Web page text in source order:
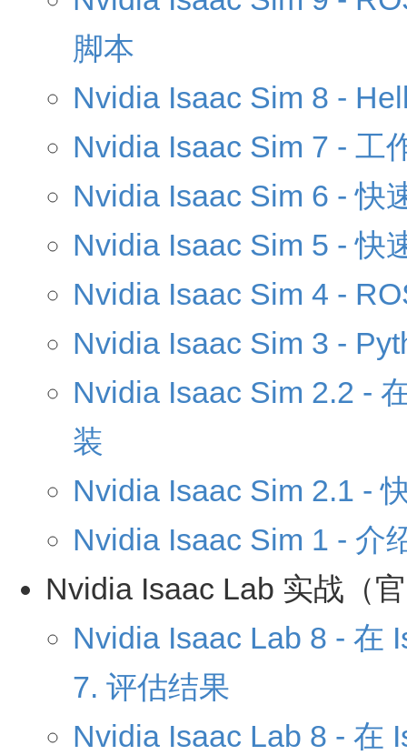
脚本
Nvidia Isaac Sim 8 -
Nvidia Isaac Sim 7 - 工
Nvidia Isaac Sim 6 - 快
Nvidia Isaac Sim 5 - 快
Nvidia Isaac Sim 4 -
Nvidia Isaac Sim 3 -
Nvidia Isaac Sim 2.2 -
装
Nvidia Isaac Sim 2.1 -
Nvidia Isaac Sim 1 - 介
Nvidia Isaac Lab 实战（
Nvidia Isaac Lab 8 - 在
7. 评估结果
Nvidia Isaac Lab 8 - 在